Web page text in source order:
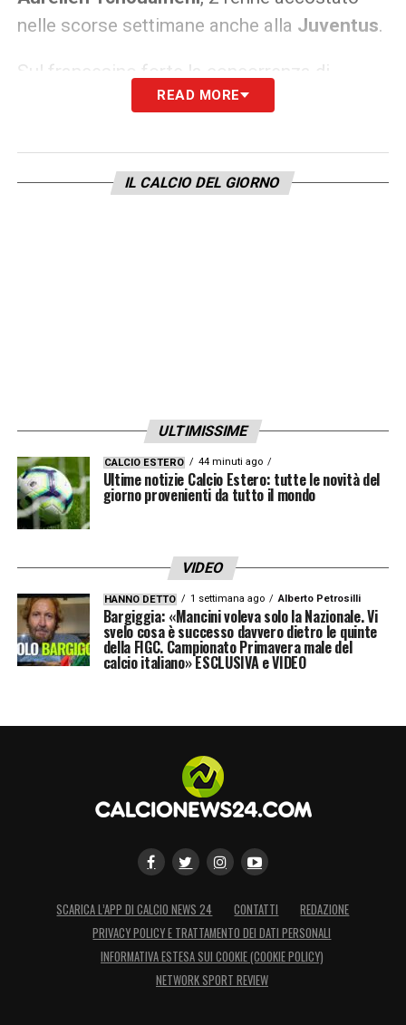
nelle scorse settimane anche alla Juventus.
Sul francesino forte la concorrenza di
Chelsea e Real Madrid, ma l’ostacolo
valuta il cartellino del giovane sui 40 milioni
di euro.
READ MORE
IL CALCIO DEL GIORNO
ULTIMISSIME
CALCIO ESTERO 44 minuti ago
Ultime notizie Calcio Estero: tutte le novità del
giorno provenienti da tutto il mondo
VIDEO
HANNO DETTO 1 settimana ago Alberto Petrosilli
Bargiggia: «Mancini voleva solo la Nazionale. Vi
svelo cosa è successo davvero dietro le quinte
della FIGC. Campionato Primavera male del
calcio italiano» ESCLUSIVA e VIDEO
SCARICA L’APP DI CALCIO NEWS 24 CONTATTI
REDAZIONE
PRIVACY POLICY E TRATTAMENTO DEI DATI PERSONALI
INFORMATIVA ESTESA SUI COOKIE (COOKIE POLICY)
NETWORK SPORT REVIEW